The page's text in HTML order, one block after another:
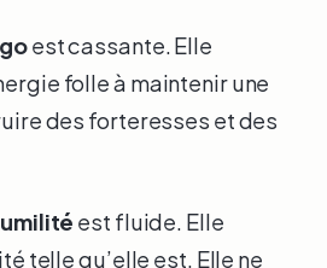
est cassante. Elle
folle à maintenir une
des forteresses et des
est fluide. Elle
telle qu’elle est. Elle ne